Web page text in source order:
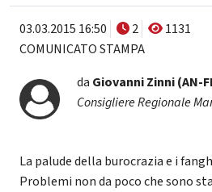
03.03.2015 16:50 2
1131
COMUNICATO STAMPA
da Giovanni Zinni (AN-
Consigliere Regionale
La palude della burocrazia e i
Problemi non da poco che sono